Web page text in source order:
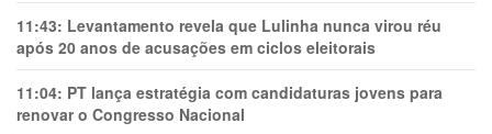
11:43: Levantamento revela que Lulinha nunca virou réu
após 20 anos de acusações em ciclos eleitorais
11:04: PT lança estratégia com candidaturas jovens para
renovar o Congresso Nacional